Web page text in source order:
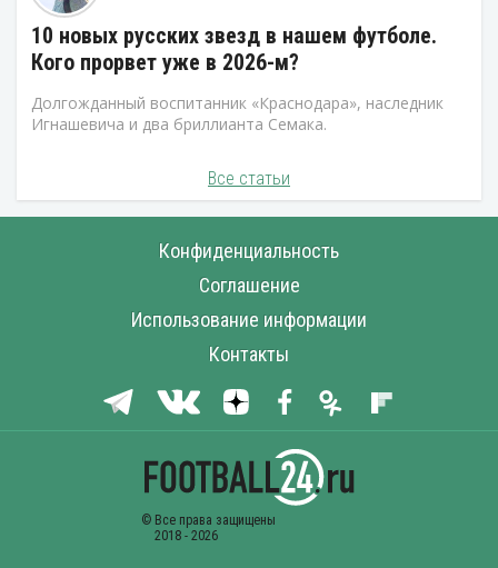
10 новых русских звезд в нашем футболе.
Кого прорвет уже в 2026-м?
Долгожданный воспитанник «Краснодара», наследник
Игнашевича и два бриллианта Семака.
Все статьи
Конфиденциальность
Соглашение
Использование информации
Контакты